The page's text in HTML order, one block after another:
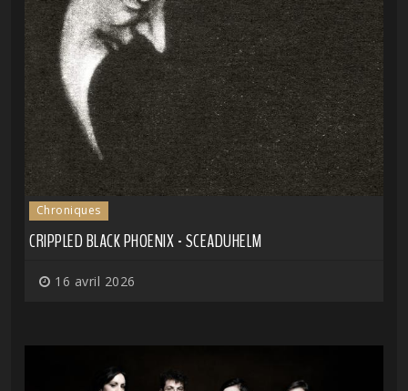
Chroniques
CRIPPLED BLACK PHOENIX - SCEADUHELM
16 avril 2026